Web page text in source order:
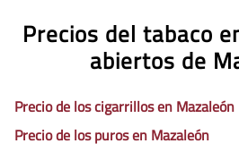
Precios del tabaco
abiertos de
Precio de los cigarrillos en Mazaleón
Precio de los puros en Mazaleón